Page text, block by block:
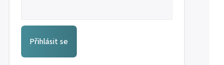
Přihlásit se